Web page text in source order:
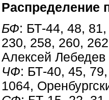
Распределение
БФ: БТ-44, 48,
230, 258, 260,
Алексей Лебедев
ЧФ: БТ-40, 45,
1064,